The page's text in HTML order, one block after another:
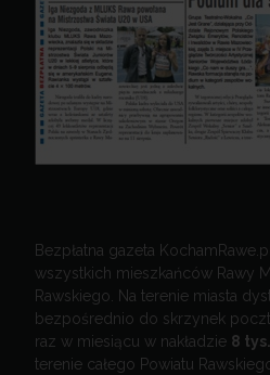
Bezpłatna gazeta
wszystkich mieszkańców Rawy
Rawskiego. Na terenie miasta
bezpośrednio do skrzynek
raz w miesiącu w nakładzie 8
terenie całego Powiatu